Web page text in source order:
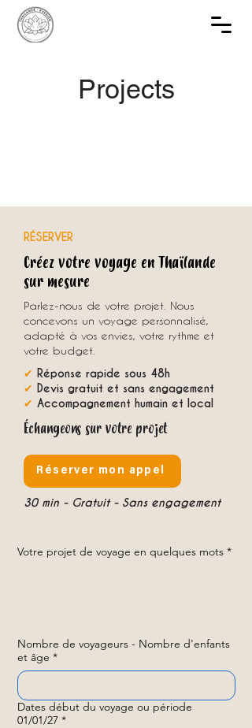
Projects
RÉSERVER
Créez votre voyage en Thaïlande
sur mesure
Parlez-nous de votre projet. Nous
concevons un voyage personnalisé,
adapté à vos envies, votre rythme et
votre budget.
✔ Réponse rapide sous 48h
✔ Devis gratuit et sans engagement
✔ Accompagnement humain et local
Échangeons sur votre projet
Réserver mon appel
30 min - Gratuit - Sans engagement
Votre projet de voyage en quelques mots *
Nombre de voyageurs - Nombre d'enfants
et âge *
Dates début du voyage ou période
01/01/27 *